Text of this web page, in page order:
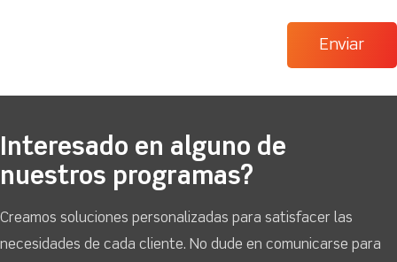
Interesado en alguno de
nuestros programas?
Creamos soluciones personalizadas para satisfacer las
necesidades de cada cliente. No dude en comunicarse para